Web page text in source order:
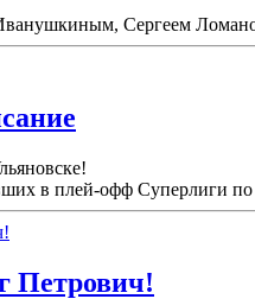
Сергеем
в плей-офф Суперлиги по
Петрович!